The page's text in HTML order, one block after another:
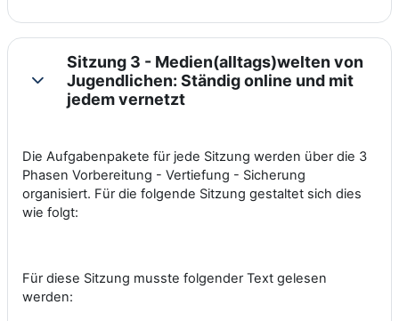
Einklappen
Sitzung 3 - Medien(alltags)welten von
Jugendlichen: Ständig online und mit
jedem vernetzt
Die Aufgabenpakete für jede Sitzung werden über die 3
Phasen Vorbereitung - Vertiefung - Sicherung
organisiert. Für die folgende Sitzung gestaltet sich dies
wie folgt:
Für diese Sitzung musste folgender Text gelesen
werden: